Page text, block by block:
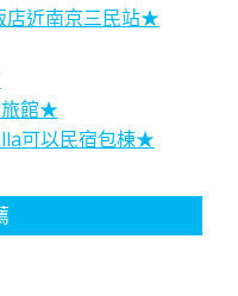
店近南京三民站★
旅館★
可以民宿包棟★